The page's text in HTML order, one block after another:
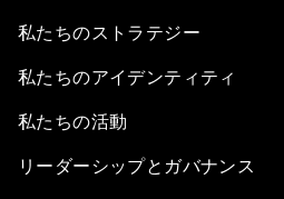
私たちのストラテジー
私たちのアイデンティティ
私たちの活動
リーダーシップとガバナンス